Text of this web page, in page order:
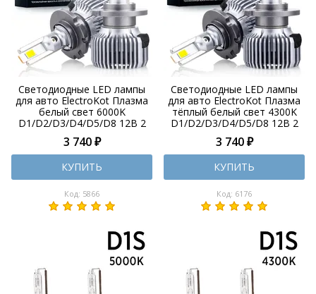
Светодиодные LED лампы
для авто ElectroKot Плазма
белый свет 6000K
D1/D2/D3/D4/D5/D8 12В 2
3 740 ₽
КУПИТЬ
Код: 5866
Светодиодные LED лампы
для авто ElectroKot Плазма
тёплый белый свет 4300K
D1/D2/D3/D4/D5/D8 12В 2
3 740 ₽
КУПИТЬ
Код: 6176